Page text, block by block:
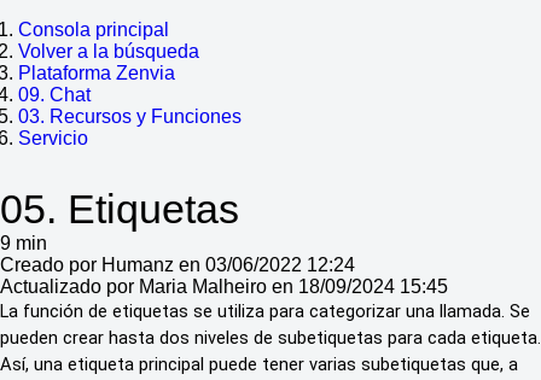
Consola principal
Volver a la búsqueda
Plataforma Zenvia
09. Chat
03. Recursos y Funciones
Servicio
05. Etiquetas
9 min
Creado por Humanz en 03/06/2022 12:24
Actualizado por Maria Malheiro en 18/09/2024 15:45
La función de etiquetas se utiliza para categorizar una llamada. Se
pueden crear hasta dos niveles de subetiquetas para cada etiqueta.
Así, una etiqueta principal puede tener varias subetiquetas que, a